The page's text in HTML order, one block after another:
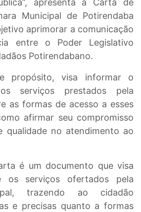
apresenta a Carta de
Municipal de Potirendaba
aprimorar a comunicação
entre o Poder Legislativo
Potirendabano.
propósito, visa informar o
serviços prestados pela
as formas de acesso a esses
afirmar seu compromisso
qualidade no atendimento ao
é um documento que visa
os serviços ofertados pela
trazendo ao cidadão
e precisas quanto a formas